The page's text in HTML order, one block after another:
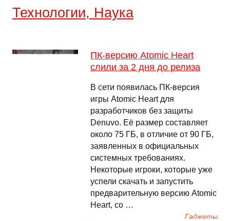
Технологии, Наука
ПК-версию Atomic Heart
слили за 2 дня до релиза
В сети появилась ПК-версия
игры Atomic Heart для
разработчиков без защиты
Denuvo. Её размер составляет
около 75 ГБ, в отличие от 90 ГБ,
заявленных в официальных
системных требованиях.
Некоторые игроки, которые уже
успели скачать и запустить
предварительную версию Atomic
Heart, со …
Гаджеты